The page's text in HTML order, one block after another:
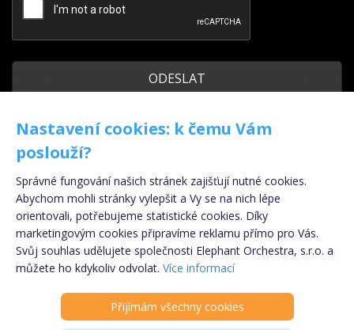
Odeslat kopii na můj e-mail
parlamentu a Rady (EU) č. 2016/679 ze dne 27. dubna 2016, obecného nařízení
o ochraně osobních údajů (GDPR) uchovávány, ani zpracovávány. Po
zodpovězení dotazu dojde k okamžité likvidaci osobních údajů.
Copyright © 2009 - 2024 - eSpolupráce.cz,
provozovatelem je Elephant Orchestra s.r.o., součástí
Klik.cz & ePojisteni.cz s.r.o.
Registrujte seZDARMA
PARTNER
Nastavení cookies: k čemu Vám
poslouží?
Správné fungování našich stránek zajišťují nutné cookies.
Abychom mohli stránky vylepšit a Vy se na nich lépe
orientovali, potřebujeme statistické cookies. Díky
marketingovým cookies připravíme reklamu přímo pro Vás.
Svůj souhlas udělujete společnosti Elephant Orchestra, s.r.o. a
můžete ho kdykoliv odvolat. Více informací
Přijímám všechny cookies